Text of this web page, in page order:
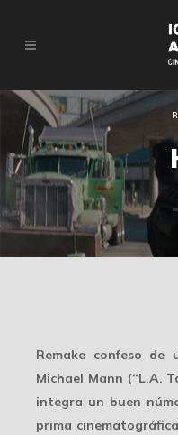
Remake confeso
Michael Mann (“L.A.
integra un buen
prima